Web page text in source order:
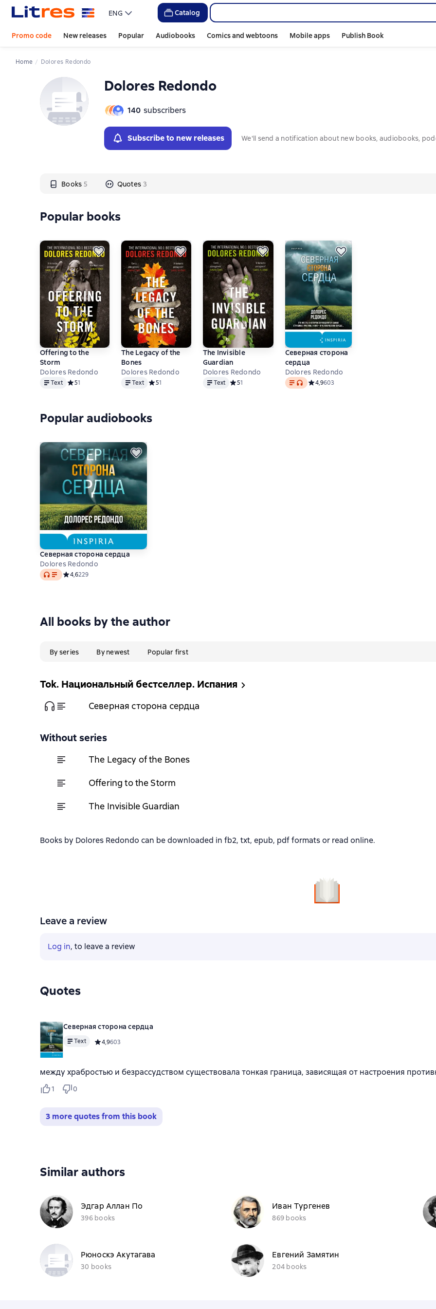
ENG Catalog
Promo code New releases Popular Audiobooks Comics and webtoons Mobile apps Publish Book
Home Dolores Redondo
Dolores Redondo
140 subscribers
Subscribe to new releases We'll send a notification about new books, audiobooks,
Books 5 Quotes 3
Слайдер с книгами
Popular books
Offering to the
Storm
Dolores Redondo
TextText Средний рейтинг 5 на основе 1 оценок
51
The Legacy of the
Bones
Dolores Redondo
TextText Средний рейтинг 5 на основе 1 оценок
51
The Invisible
Guardian
Dolores Redondo
TextText Средний рейтинг 5 на основе 1 оценок
51
Северная сторона
сердца
Dolores Redondo
Text, audio format available
Средний рейтинг 4,9 на основе 603 оценок
4,9603
Слайдер с книгами
Popular audiobooks
Северная сторона сердца
Dolores Redondo
Audio Средний рейтинг 4,6 на основе 229 оценок
4,6229
All books by the author
By series By newest Popular first
Tok. Национальный бестселлер. Испания
Северная сторона сердца
Without series
The Legacy of the Bones
Offering to the Storm
The Invisible Guardian
Books by Dolores Redondo can be downloaded in fb2, txt, epub, pdf formats or read online.
Leave a review
Log in, to leave a review
Quotes
Северная сторона сердца
Text Средний рейтинг 4,9 на основе 603 оценок
4,9603
между храбростью и безрассудством существовала тонкая граница, зависящая от настроения
1 0
3 more quotes from this book
Similar authors
Эдгар Аллан По
396 books
Иван Тургенев
869 books
Рюноскэ Акутагава
30 books
Евгений Замятин
204 books